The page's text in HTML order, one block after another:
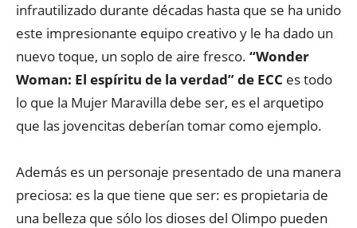
infrautilizado durante décadas hasta que se ha unido
este impresionante equipo creativo y le ha dado un
nuevo toque, un soplo de aire fresco. “Wonder
Woman: El espíritu de la verdad” de ECC es todo
lo que la Mujer Maravilla debe ser, es el arquetipo
que las jovencitas deberían tomar como ejemplo.
Además es un personaje presentado de una manera
preciosa: es la que tiene que ser: es propietaria de
una belleza que sólo los dioses del Olimpo pueden